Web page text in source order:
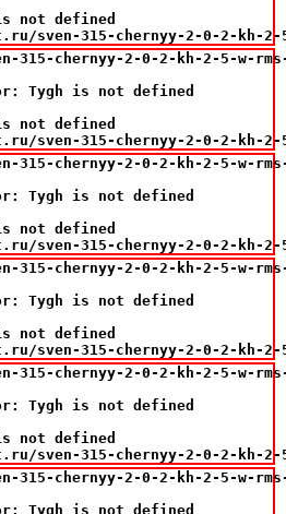
not defined
sven-315-chernyy-2-0-2-kh-
chernyy-2-0-2-kh-2-5-w-rms-
Tygh is not defined
not defined
sven-315-chernyy-2-0-2-kh-
chernyy-2-0-2-kh-2-5-w-rms-
Tygh is not defined
not defined
sven-315-chernyy-2-0-2-kh-
chernyy-2-0-2-kh-2-5-w-rms-
Tygh is not defined
not defined
sven-315-chernyy-2-0-2-kh-
chernyy-2-0-2-kh-2-5-w-rms-
Tygh is not defined
not defined
sven-315-chernyy-2-0-2-kh-
chernyy-2-0-2-kh-2-5-w-rms-
Tygh is not defined